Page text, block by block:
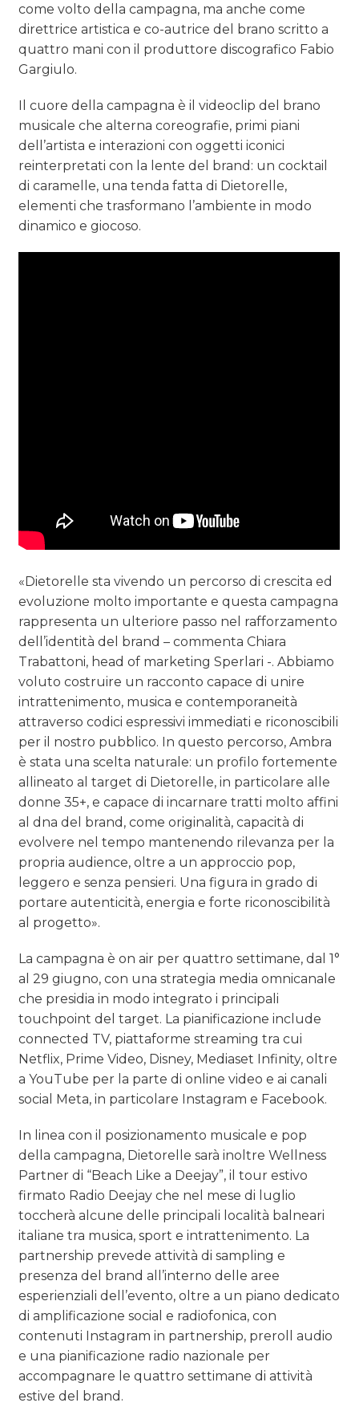
come volto della campagna, ma anche come
direttrice artistica e co-autrice del brano scritto a
quattro mani con il produttore discografico Fabio
Gargiulo.
Il cuore della campagna è il videoclip del brano
musicale che alterna coreografie, primi piani
dell’artista e interazioni con oggetti iconici
reinterpretati con la lente del brand: un cocktail
di caramelle, una tenda fatta di Dietorelle,
elementi che trasformano l’ambiente in modo
dinamico e giocoso.
«Dietorelle sta vivendo un percorso di crescita ed
evoluzione molto importante e questa campagna
rappresenta un ulteriore passo nel rafforzamento
dell’identità del brand – commenta Chiara
Trabattoni, head of marketing Sperlari -. Abbiamo
voluto costruire un racconto capace di unire
intrattenimento, musica e contemporaneità
attraverso codici espressivi immediati e riconoscibili
per il nostro pubblico. In questo percorso, Ambra
è stata una scelta naturale: un profilo fortemente
allineato al target di Dietorelle, in particolare alle
donne 35+, e capace di incarnare tratti molto affini
al dna del brand, come originalità, capacità di
evolvere nel tempo mantenendo rilevanza per la
propria audience, oltre a un approccio pop,
leggero e senza pensieri. Una figura in grado di
portare autenticità, energia e forte riconoscibilità
al progetto».
La campagna è on air per quattro settimane, dal 1°
al 29 giugno, con una strategia media omnicanale
che presidia in modo integrato i principali
touchpoint del target. La pianificazione include
connected TV, piattaforme streaming tra cui
Netflix, Prime Video, Disney, Mediaset Infinity, oltre
a YouTube per la parte di online video e ai canali
social Meta, in particolare Instagram e Facebook.
In linea con il posizionamento musicale e pop
della campagna, Dietorelle sarà inoltre Wellness
Partner di “Beach Like a Deejay”, il tour estivo
firmato Radio Deejay che nel mese di luglio
toccherà alcune delle principali località balneari
italiane tra musica, sport e intrattenimento. La
partnership prevede attività di sampling e
presenza del brand all’interno delle aree
esperienziali dell’evento, oltre a un piano dedicato
di amplificazione social e radiofonica, con
contenuti Instagram in partnership, preroll audio
e una pianificazione radio nazionale per
accompagnare le quattro settimane di attività
estive del brand.